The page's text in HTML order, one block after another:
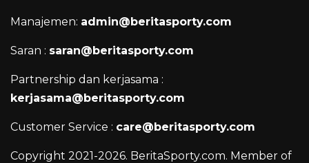
Manajemen: admin@beritasporty.com
Saran : saran@beritasporty.com
Partnership dan kerjasama :
kerjasama@beritasporty.com
Customer Service : care@beritasporty.com
Copyright 2021-2026. BeritaSporty.com. Member of